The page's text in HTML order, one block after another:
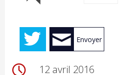
Envoyer
12 avril 2016